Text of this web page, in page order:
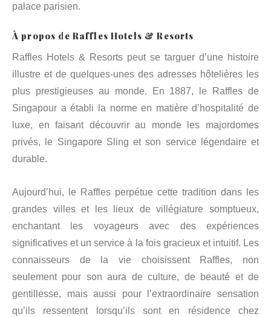
palace parisien.
À propos de Raffles Hotels & Resorts
Raffles Hotels & Resorts peut se targuer d’une histoire
illustre et de quelques-unes des adresses hôtelières les
plus prestigieuses au monde. En 1887, le Raffles de
Singapour a établi la norme en matière d’hospitalité de
luxe, en faisant découvrir au monde les majordomes
privés, le Singapore Sling et son service légendaire et
durable.
Aujourd’hui, le Raffles perpétue cette tradition dans les
grandes villes et les lieux de villégiature somptueux,
enchantant les voyageurs avec des expériences
significatives et un service à la fois gracieux et intuitif. Les
connaisseurs de la vie choisissent Raffles, non
seulement pour son aura de culture, de beauté et de
gentillesse, mais aussi pour l’extraordinaire sensation
qu’ils ressentent lorsqu’ils sont en résidence chez